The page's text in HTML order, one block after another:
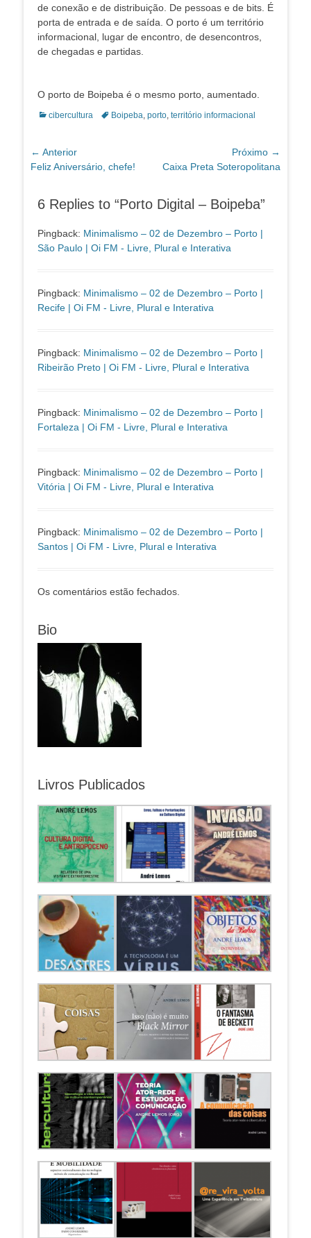
de conexão e de distribuição. De pessoas e de bits. É
porta de entrada e de saída. O porto é um território
informacional, lugar de encontro, de desencontros,
de chegadas e partidas.
O porto de Boipeba é o mesmo porto, aumentado.
Categorias:
cibercultura Tags:Boipeba, porto, território informacional
Navegação
de
← Anterior
Post
Feliz Aniversário, chefe!
Próximo →
Próximo
Caixa Preta Soteropolitana
6 Replies to “Porto Digital – Boipeba”
Pingback: Minimalismo – 02 de Dezembro – Porto |
São Paulo | Oi FM - Livre, Plural e Interativa
Pingback: Minimalismo – 02 de Dezembro – Porto |
Recife | Oi FM - Livre, Plural e Interativa
Pingback: Minimalismo – 02 de Dezembro – Porto |
Ribeirão Preto | Oi FM - Livre, Plural e Interativa
Pingback: Minimalismo – 02 de Dezembro – Porto |
Fortaleza | Oi FM - Livre, Plural e Interativa
Pingback: Minimalismo – 02 de Dezembro – Porto |
Vitória | Oi FM - Livre, Plural e Interativa
Pingback: Minimalismo – 02 de Dezembro – Porto |
Santos | Oi FM - Livre, Plural e Interativa
Os comentários estão fechados.
Bio
Livros Publicados